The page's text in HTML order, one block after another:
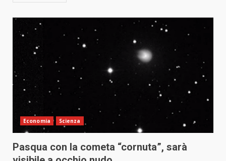
Economia Scienza
Pasqua con la cometa “cornuta”, sarà